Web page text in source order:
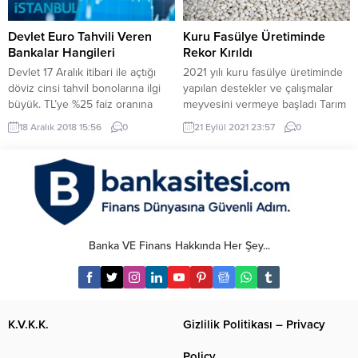
Osmangazi Köprüsü 2019 Yılı
Tarifesi...
Blockchain ile para gönderimi ne
demek...
Devlet Euro Tahvili Veren
Bankalar Hangileri
Devlet 17 Aralık itibari ile açtığı
döviz cinsi tahvil bonolarına ilgi
büyük. TL’ye %25 faiz oranına
rağmen yeterli talep gelmemişti.
Devlet Euro tahvili veren bankalar
Eğer yastık altında duran
Euro’nuz var ise devlete yatırarak
hem yardımcı olmuş hem de kira
bedeli altında faiz almış
18 Aralık 2018 15:56 0
Kuru Fasülye Üretiminde
Rekor Kırıldı
2021 yılı kuru fasülye üretiminde
yapılan destekler ve çalışmalar
meyvesini vermeye başladı Tarım
ve Orman Bakanlığı verilerine
bakıldığında yapılan çalışmalar
bakanlıkça yapılan açıklama da;
TARIM VE ORMAN BAKANI DR.
BEKİR PAKDEMİRLİ: “KURU
FASULYE ÜRETİMİNDE
REKORUNU KIRDIK. BU TARİHİ
ÜRETİMDE BİTLİSLİ
ÇİFTÇİLERİMİZİN PAYI BÜYÜK”
21 Eylül 2021 23:57 0
Banka VE Finans Hakkında Her Şey...
K.V.K.K. Gizlilik Politikası – Privacy